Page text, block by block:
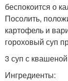
беспокоится о
Посолить,
картофель и
гороховый суп
3 суп с
Ингредиенты: